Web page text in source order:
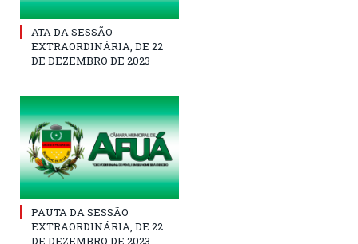
ATA DA SESSÃO
EXTRAORDINÁRIA, DE 22
DE DEZEMBRO DE 2023
PAUTA DA SESSÃO
EXTRAORDINÁRIA, DE 22
DE DEZEMBRO DE 2023